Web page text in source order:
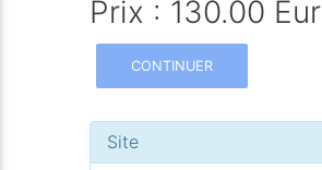
Prix : 130.00 Eur
CONTINUER
Site